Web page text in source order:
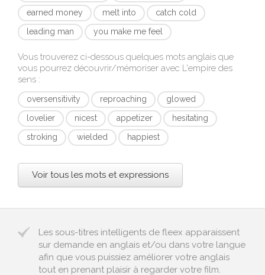
earned money
melt into
catch cold
leading man
you make me feel
Vous trouverez ci-dessous quelques mots anglais que
vous pourrez découvrir/mémoriser avec L'empire des
sens :
oversensitivity reproaching
glowed
lovelier
nicest appetizer
hesitating
stroking
wielded happiest
Voir tous les mots et expressions
Les sous-titres intelligents de fleex apparaissent
sur demande en anglais et/ou dans votre langue
afin que vous puissiez améliorer votre anglais
tout en prenant plaisir à regarder votre film.